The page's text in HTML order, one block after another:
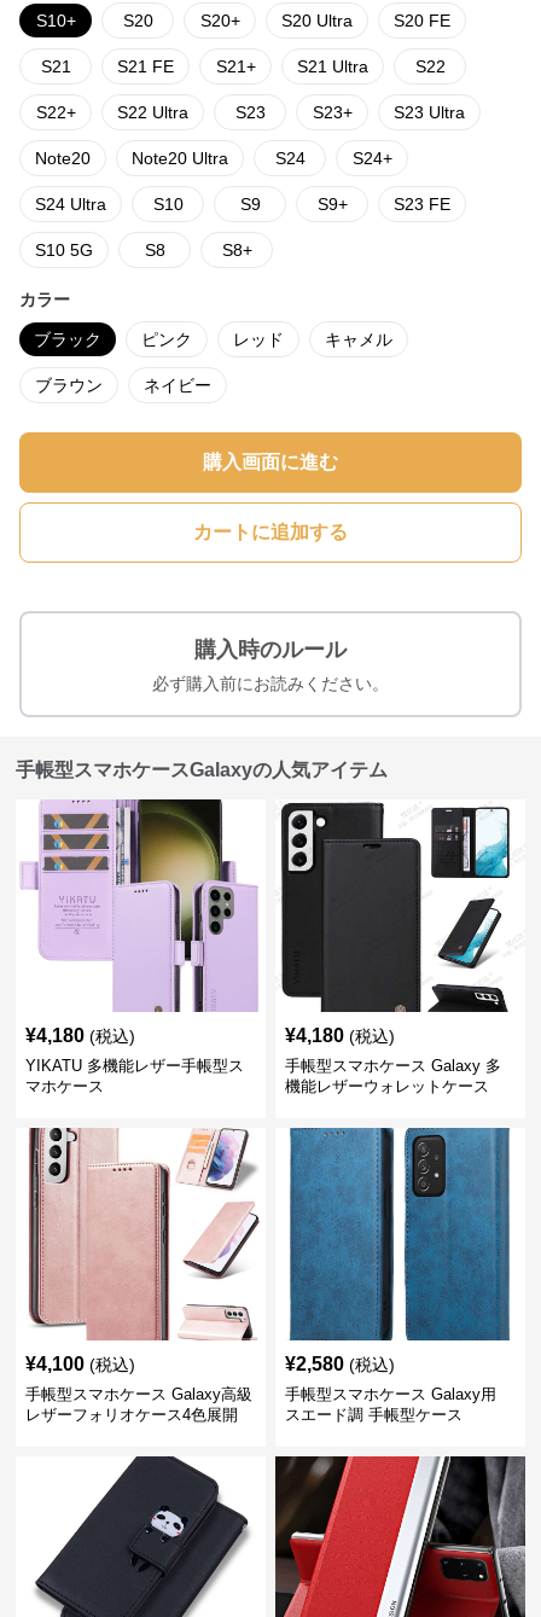
S10+ S20 S20+ S20 Ultra S20 FE
S21 S21 FE S21+ S21 Ultra S22
S22+ S22 Ultra S23 S23+ S23 Ultra
Note20 Note20 Ultra S24 S24+
S24 Ultra S10 S9 S9+ S23 FE
S10 5G S8 S8+
カラー
ブラック ピンク レッド キャメル
ブラウン ネイビー
購入画面に進む
カートに追加する
購入時のルール
必ず購入前にお読みください。
手帳型スマホケースGalaxyの人気アイテム
¥4,180 (税込)
YIKATU 多機能レザー手帳型ス
マホケース
¥4,180 (税込)
手帳型スマホケース Galaxy 多
機能レザーウォレットケース
¥4,100 (税込)
手帳型スマホケース Galaxy高級
レザーフォリオケース4色展開
¥2,580 (税込)
手帳型スマホケース Galaxy用
スエード調 手帳型ケース